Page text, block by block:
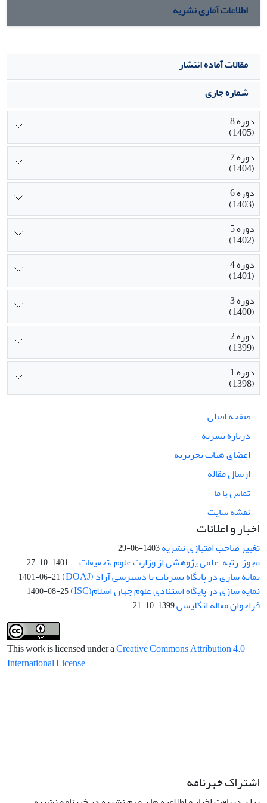
اطلاعات آماری نشریه
مقالات آماده انتشار
شماره جاری
دوره 8
(1405)
دوره 7
(1404)
دوره 6
(1403)
دوره 5
(1402)
دوره 4
(1401)
دوره 3
(1400)
دوره 2
(1399)
دوره 1
(1398)
صفحه اصلی
درباره نشریه
اعضای هیات تحریریه
ارسال مقاله
تماس با ما
نقشه سایت
اخبار و اعلانات
تغییر صاحب امتیازی نشریه1403-06-29
مجوز رتبه علمی پژوهشی از وزارت علوم ،تحقیقات ...1401-10-27
نمایه سازی در پایگاه نشریات با دسترسی آزاد (DOAJ) 1401-06-21
نمایه سازی در پایگاه استنادی علوم جهان اسلام(ISC) 1400-08-25
فراخوان مقاله انگلیسی1399-10-21
This work is licensed under aCreative Commons Attribution 4.0
International License.
اشتراک خبرنامه